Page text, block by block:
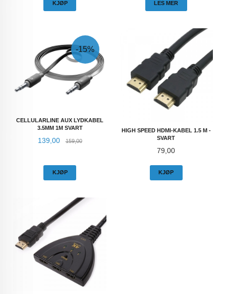
KJØP LES MER
CELLULARLINE AUX LYDKABEL
3.5MM 1M SVART
Tilbud
139,00 159,00Rabatt
-15%
KJØP
HIGH SPEED HDMI-KABEL 1.5 M -
SVART
Pris
79,00
KJØP